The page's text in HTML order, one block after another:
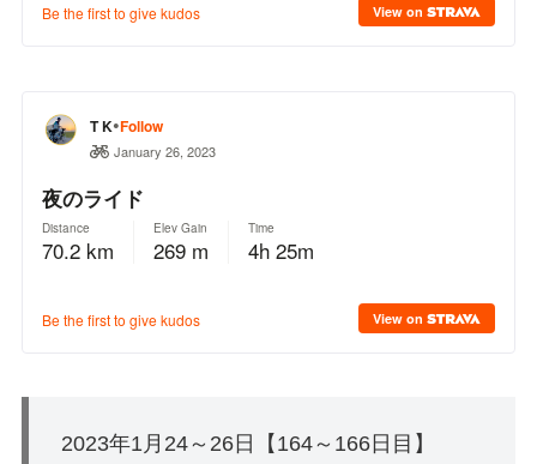
2023年1月24～26日【164～166日目】